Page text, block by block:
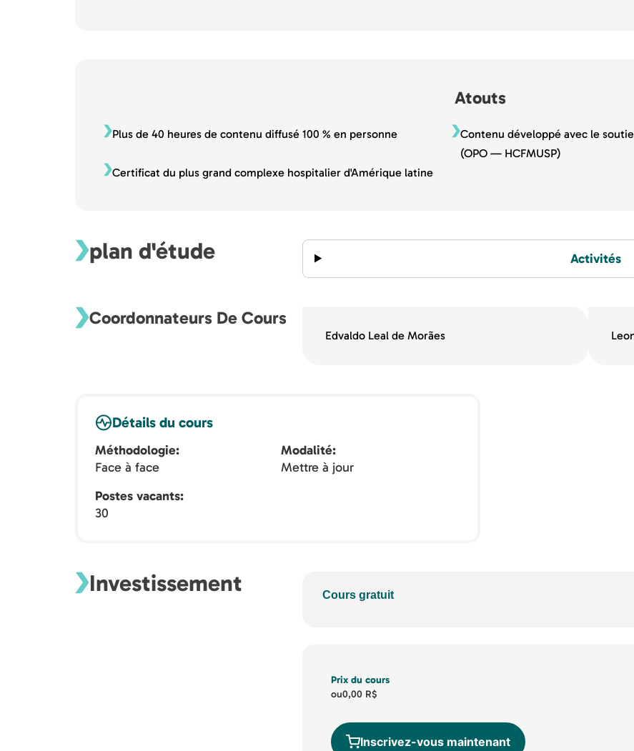
Atouts
Plus de 40 heures de contenu diffusé 100 % en personne
Contenu développé avec le
(OPO — HCFMUSP)
Certificat du plus grand complexe hospitalier d'Amérique latine
plan d'étude Activités
Coordonnateurs De Cours
Edvaldo Leal de Morães
Détails du cours
Méthodologie
Face à face
Modalité
Mettre à jour
Postes vacants
30
Investissement Cours gratuit
Prix du cours
ou0,00 R$
Inscrivez-vous maintenant